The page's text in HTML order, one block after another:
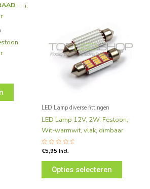
Dit
variaties.
worden
productpagina
LED Lamp diverse fittingen
LED Lamp 12V, 2W, Festoon,
Wit-warmwit, vlak, dimbaar
Gewaardeerd
uit
€5,95 incl.
Opties selecteren
variaties.
Deze
de